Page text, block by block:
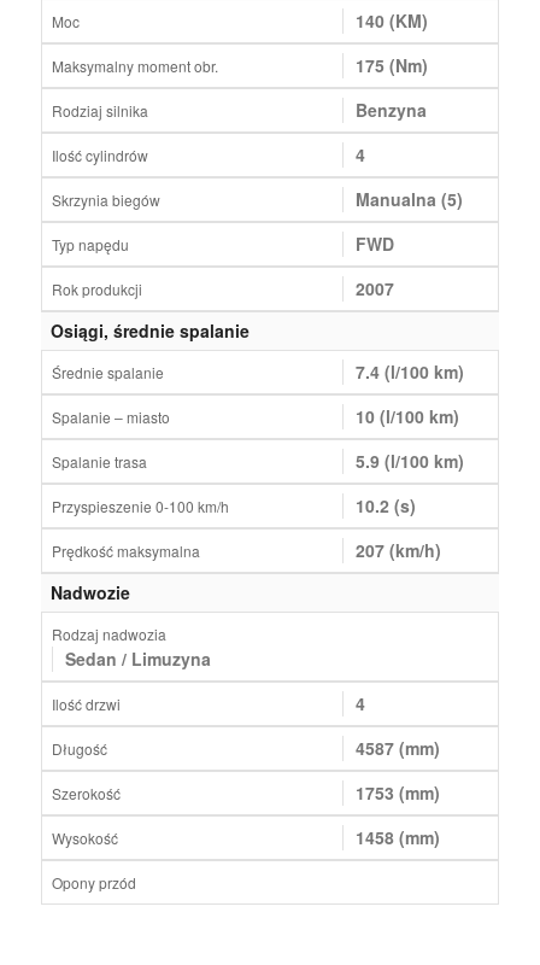
Moc 140 (KM)
Maksymalny moment obr. 175 (Nm)
Rodziaj silnika Benzyna
Ilość cylindrów 4
Skrzynia biegów Manualna (5)
Typ napędu FWD
Rok produkcji
2007
Osiągi, średnie spalanie
Średnie spalanie 7.4 (l/100 km)
Spalanie – miasto 10 (l/100 km)
Spalanie trasa 5.9 (l/100 km)
Przyspieszenie 0-100 km/h 10.2 (s)
Prędkość maksymalna
207 (km/h)
Nadwozie
Rodzaj nadwozia
Sedan / Limuzyna
Ilość drzwi 4
Długość 4587 (mm)
Szerokość 1753 (mm)
Wysokość 1458 (mm)
Opony przód